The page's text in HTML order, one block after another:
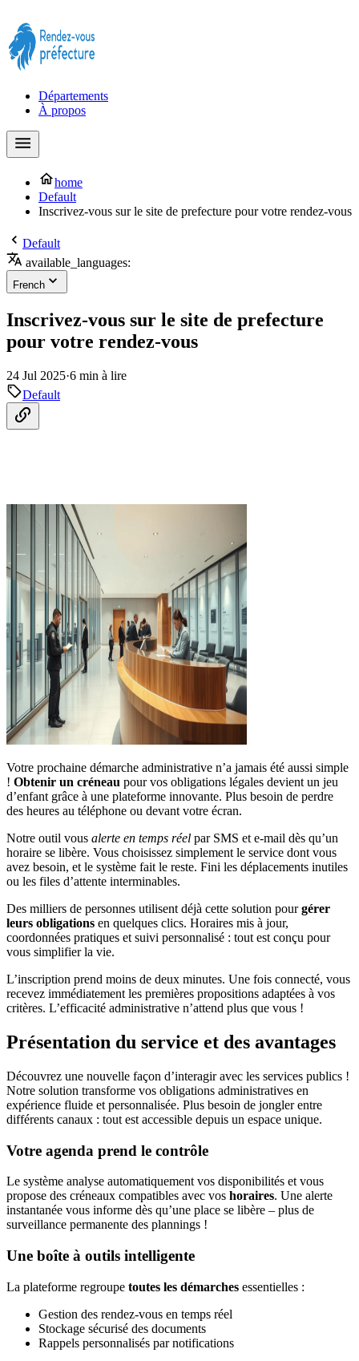
Départements
À propos
home
Default
Inscrivez-vous sur le site de prefecture pour votre rendez-vous
Default
available_languages:
French
Inscrivez-vous sur le site de prefecture
pour votre rendez-vous
24 Jul 2025·6 min à lire
Default
Votre prochaine démarche administrative n’a jamais été aussi simple
! Obtenir un créneau pour vos obligations légales devient un jeu
d’enfant grâce à une plateforme innovante. Plus besoin de perdre
des heures au téléphone ou devant votre écran.
Notre outil vous alerte en temps réel par SMS et e-mail dès qu’un
horaire se libère. Vous choisissez simplement le service dont vous
avez besoin, et le système fait le reste. Fini les déplacements inutiles
ou les files d’attente interminables.
Des milliers de personnes utilisent déjà cette solution pourgérer
leurs obligations en quelques clics. Horaires mis à jour,
coordonnées pratiques et suivi personnalisé : tout est conçu pour
vous simplifier la vie.
L’inscription prend moins de deux minutes. Une fois connecté, vous
recevez immédiatement les premières propositions adaptées à vos
critères. L’efficacité administrative n’attend plus que vous !
Présentation du service et des avantages
Découvrez une nouvelle façon d’interagir avec les services publics !
Notre solution transforme vos obligations administratives en
expérience fluide et personnalisée. Plus besoin de jongler entre
différents canaux : tout est accessible depuis un espace unique.
Votre agenda prend le contrôle
Le système analyse automatiquement vos disponibilités et vous
propose des créneaux compatibles avec vos horaires. Une alerte
instantanée vous informe dès qu’une place se libère – plus de
surveillance permanente des plannings !
Une boîte à outils intelligente
La plateforme regroupe toutes les démarches essentielles :
Gestion des rendez-vous en temps réel
Stockage sécurisé des documents
Rappels personnalisés par notifications